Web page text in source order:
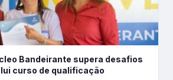
Bandeirante supera desafios
curso de qualificação